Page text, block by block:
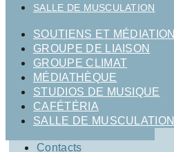
SALLE DE MUSCULATION
SOUTIENS ET MÉDIATION
GROUPE DE LIAISON
GROUPE CLIMAT
MÉDIATHÈQUE
STUDIOS DE MUSIQUE
CAFÉTÉRIA
SALLE DE MUSCULATION
Contacts